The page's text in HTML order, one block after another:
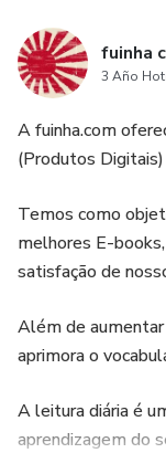
tendrás que
Consejos para
aprenderás a ser
Descubrirás cómo
frescos y
supermercado,
otras cosas que
fuinha
3 Año
A fuinha.com
(Produtos
Temos como
melhores E-
satisfação de
Além de
aprimora o
A leitura diária é
aprendizagem do